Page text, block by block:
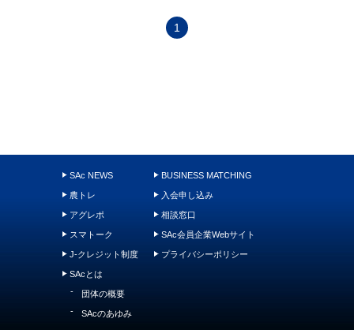
1
SAc NEWS
農トレ
アグレポ
スマトーク
J-クレジット制度
SAcとは
団体の概要
SAcのあゆみ
BUSINESS MATCHING
入会申し込み
相談窓口
SAc会員企業Webサイト
プライバシーポリシー